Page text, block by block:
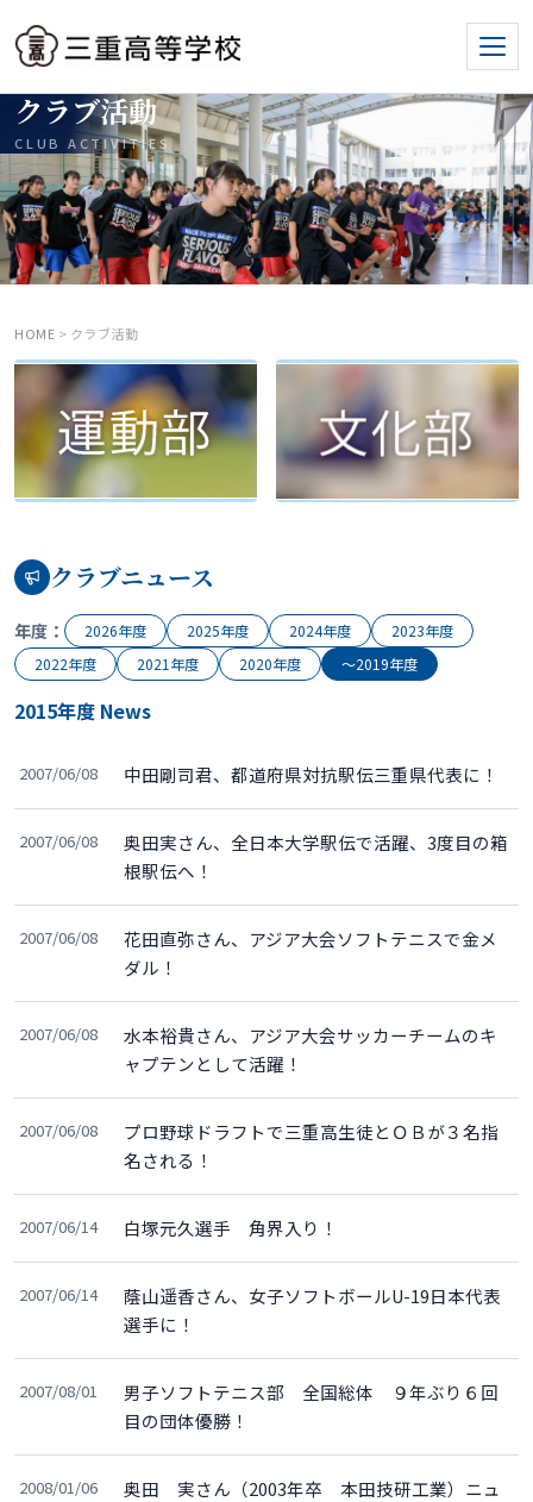
クラブ活動
CLUB ACTIVITIES
HOME > クラブ活動
クラブニュース
年度： 2026年度 2025年度 2024年度
2023年度
2022年度
2021年度 2020年度 〜2019年度
2015年度 News
2007/06/08 中田剛司君、都道府県対抗駅伝三重県代表に！
2007/06/08
奥田実さん、全日本大学駅伝で活躍、3度目の箱
根駅伝へ！
2007/06/08
花田直弥さん、アジア大会ソフトテニスで金メ
ダル！
2007/06/08
水本裕貴さん、アジア大会サッカーチームのキ
ャプテンとして活躍！
2007/06/08
プロ野球ドラフトで三重高生徒とＯＢが３名指
名される！
2007/06/14 白塚元久選手 角界入り！
2007/06/14
蔭山遥香さん、女子ソフトボールU-19日本代表
選手に！
2007/08/01
男子ソフトテニス部 全国総体 ９年ぶり６回
目の団体優勝！
2008/01/06
奥田 実さん（2003年卒 本田技研工業）ニュ